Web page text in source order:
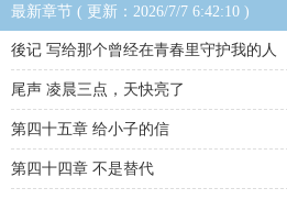
最新章节 ( 更新：2026/7/7 6:42:10 )
後记 写给那个曾经在青春里守护我的人
尾声 凌晨三点，天快亮了
第四十五章 给小子的信
第四十四章 不是替代